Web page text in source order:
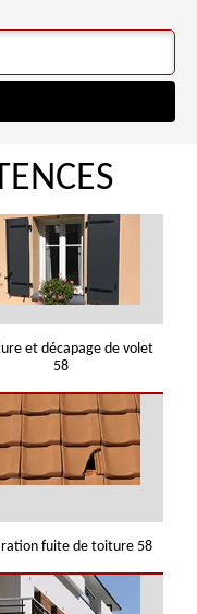
et décapage de volet
58
fuite de toiture 58